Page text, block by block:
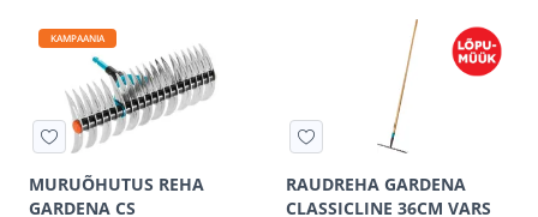
KAMPAANIA
MURUÕHUTUS REHA
GARDENA CS
RAUDREHA GARDENA
CLASSICLINE 36CM VARS